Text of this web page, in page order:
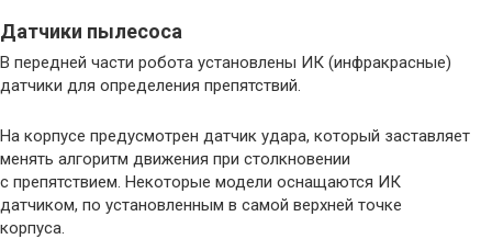
Датчики пылесоса
В передней части робота установлены ИК (инфракрасные)
датчики для определения препятствий.
На корпусе предусмотрен датчик удара, который заставляет
менять алгоритм движения при столкновении
с препятствием. Некоторые модели оснащаются ИК
датчиком, по установленным в самой верхней точке
корпуса.